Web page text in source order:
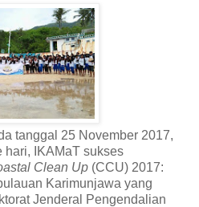
tanggal 25 November 2017,
hari, IKAMaT sukses
Clean Up (CCU) 2017:
Karimunjawa yang
Jenderal Pengendalian